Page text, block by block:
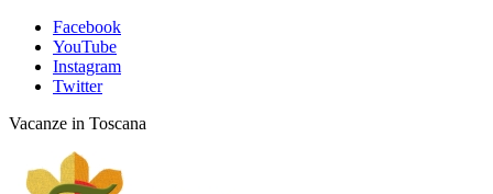
Facebook
YouTube
Instagram
Twitter
Vacanze in Toscana